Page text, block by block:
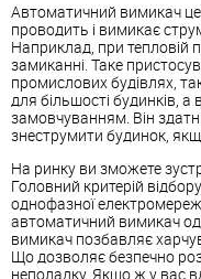
Автоматичний вимикач
проводить і вимикає
Наприклад, при тепловій
замиканні. Таке
промислових будівлях,
для більшості будинків, а
замовчуванням. Він
знеструмити будинок,
На ринку ви зможете
Головний критерій
однофазної
автоматичний вимикач
вимикач позбавляє
Що дозволяє безпечно
неполадку. Якщо ж у вас